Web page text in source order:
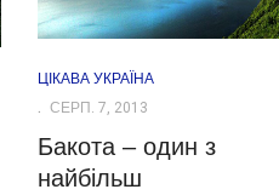
ЦІКАВА УКРАЇНА
СЕРП. 7, 2013
Бакота – один з
найбільш